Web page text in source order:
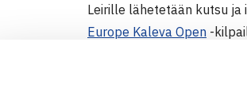
Leirille lähetetään kutsu ja
Europe Kaleva Open -